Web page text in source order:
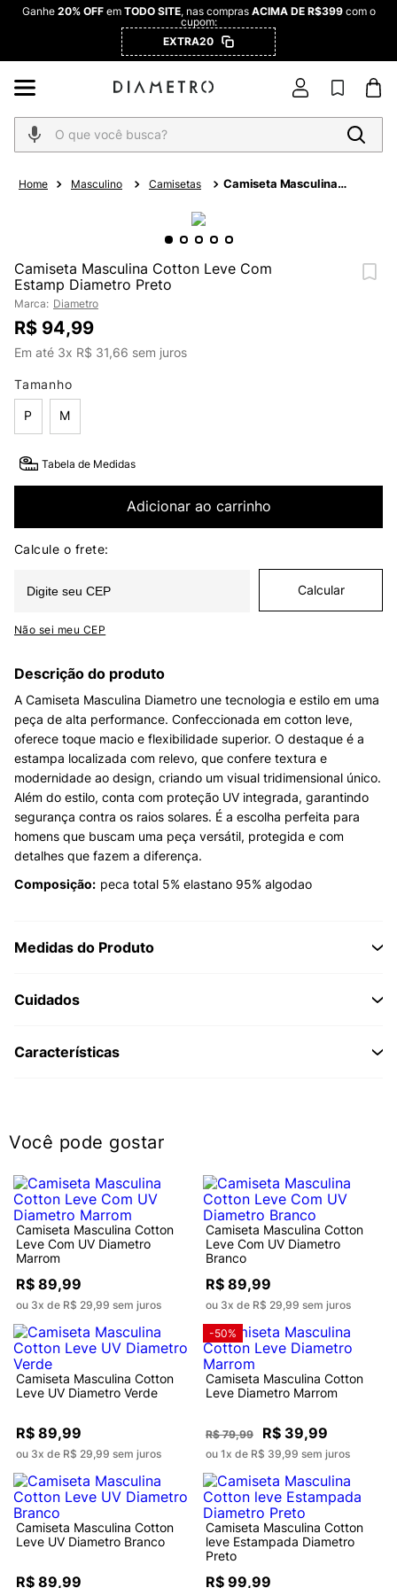
Ganhe 20% OFFem TODO SITE, nas compras ACIMA DE R$399com o
cupom:
EXTRA20
O que você busca?
Masculino Camisetas
Camiseta Masculina
Camiseta Masculina Cotton Leve Com
Estamp Diametro Preto
Marca: Diametro
R$ 94,99
Em até 3x R$ 31,66 sem juros
Tamanho
P M
Tabela de Medidas
Adicionar ao carrinho
Não sei meu CEP
Descrição do produto
A Camiseta Masculina Diametro une tecnologia e estilo em uma
peça de alta performance. Confeccionada em cotton leve,
oferece toque macio e flexibilidade superior. O destaque é a
estampa localizada com relevo, que confere textura e
modernidade ao design, criando um visual tridimensional único.
Além do estilo, conta com proteção UV integrada, garantindo
segurança contra os raios solares. É a escolha perfeita para
homens que buscam uma peça versátil, protegida e com
detalhes que fazem a diferença.
Composição: peca total 5% elastano 95% algodao
Medidas do Produto
Cuidados
Características
Você pode gostar
Camiseta Masculina Cotton
Leve Com UV Diametro
Marrom
R$ 89,99
ou 3x de R$ 29,99 sem juros
Camiseta Masculina Cotton
Leve Com UV Diametro
Branco
R$ 89,99
ou 3x de R$ 29,99 sem juros
Camiseta Masculina Cotton
Leve UV Diametro Verde
R$ 89,99
ou 3x de R$ 29,99 sem juros
-50%
Camiseta Masculina Cotton
Leve Diametro Marrom
R$ 79,99 R$ 39,99
ou 1x de R$ 39,99 sem juros
Camiseta Masculina Cotton
Leve UV Diametro Branco
R$ 89,99
Camiseta Masculina Cotton
leve Estampada Diametro
Preto
R$ 99,99